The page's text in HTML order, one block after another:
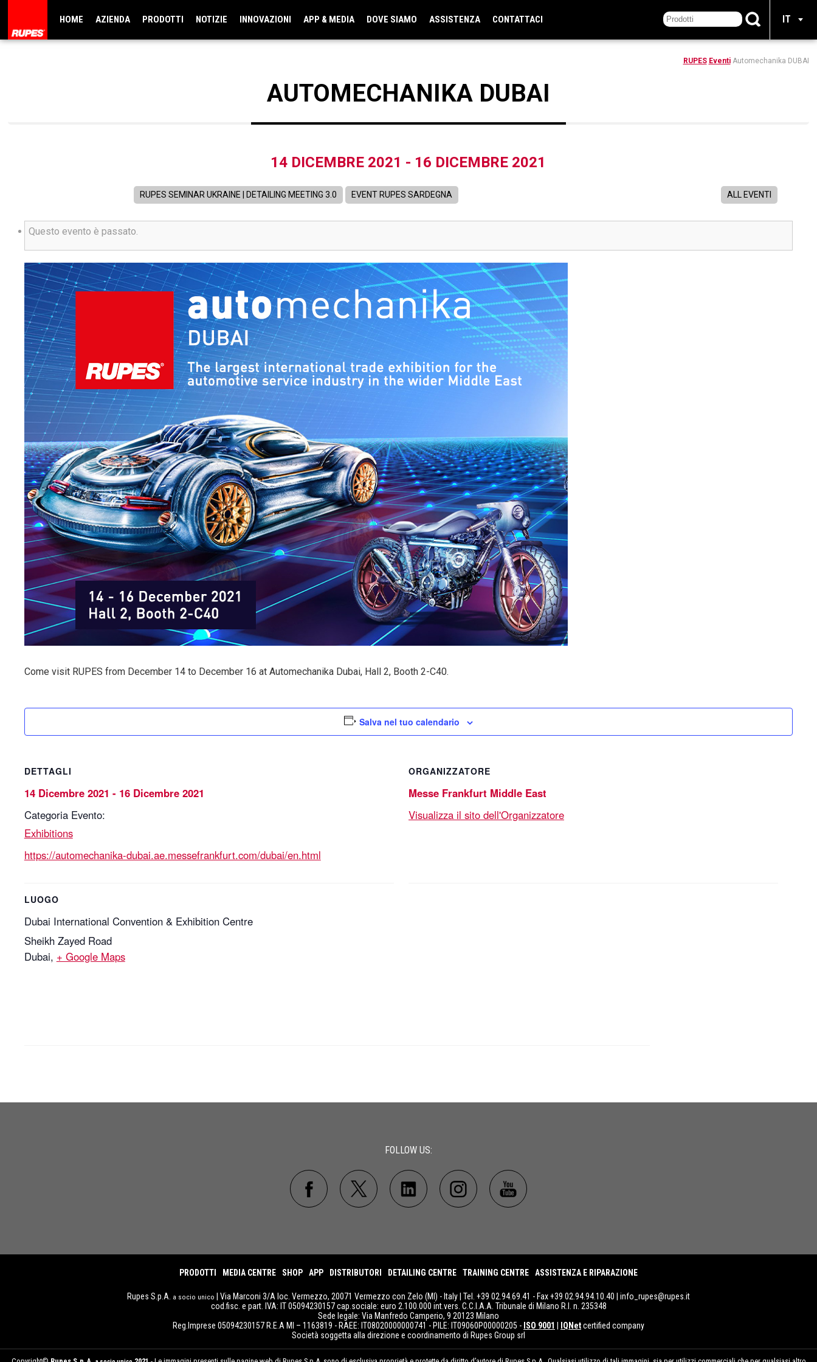
HOME AZIENDA PRODOTTI NOTIZIE INNOVAZIONI APP & MEDIA DOVE SIAMO ASSISTENZA CONTATTACI IT
RUPES Eventi Automechanika DUBAI
AUTOMECHANIKA DUBAI
14 DICEMBRE 2021 - 16 DICEMBRE 2021
RUPES SEMINAR UKRAINE | DETAILING MEETING 3.0 EVENT RUPES SARDEGNA ALL EVENTI
Questo evento è passato.
Come visit RUPES from December 14 to December 16 at Automechanika Dubai, Hall 2, Booth 2-C40.
Salva nel tuo calendario
DETTAGLI
14 Dicembre 2021 - 16 Dicembre 2021
Categoria Evento:
Exhibitions
https://automechanika-dubai.ae.messefrankfurt.com/dubai/en.html
ORGANIZZATORE
Messe Frankfurt Middle East
Visualizza il sito dell'Organizzatore
LUOGO
Dubai International Convention & Exhibition Centre
Sheikh Zayed Road
Dubai, + Google Maps
FOLLOW US:
PRODOTTI MEDIA CENTRE SHOP APP DISTRIBUTORI DETAILING CENTRE TRAINING CENTRE ASSISTENZA E RIPARAZIONE
Rupes S.p.A. a socio unico | Via Marconi 3/A loc. Vermezzo, 20071 Vermezzo con Zelo (MI) - Italy | Tel. +39 02.94.69.41 - Fax +39 02.94.94.10.40 | info_rupes@rupes.it
cod.fisc. e part. IVA: IT 05094230157 cap.sociale: euro 2.100.000 int.vers. C.C.I.A.A. Tribunale di Milano R.I. n. 235348
Sede legale: Via Manfredo Camperio, 9 20123 Milano
Reg.Imprese 05094230157 R.E.A MI – 1163819 - RAEE: IT08020000000741 - PILE: IT09060P00000205 - ISO 9001 IQNetcertified company
Società soggetta alla direzione e coordinamento di Rupes Group srl